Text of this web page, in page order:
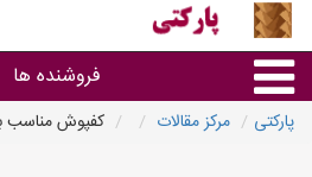
فروشنده ها
پارکتی مرکز مقالات کفپوش مناسب